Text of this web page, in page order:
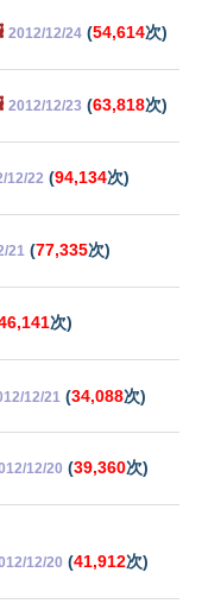
2012/12/24 (54,614次)
2012/12/23 (63,818次)
12/22 (94,134次)
21 (77,335次)
次)
12/21 (34,088次)
12/20 (39,360次)
12/20 (41,912次)